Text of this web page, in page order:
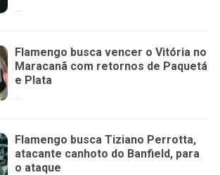
...
Flamengo busca vencer o Vitória no
Maracanã com retornos de Paquetá
e Plata
Flamengo busca Tiziano Perrotta,
atacante canhoto do Banfield, para
o ataque